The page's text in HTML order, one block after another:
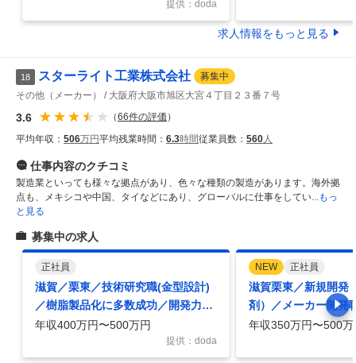
提供：doda
求人情報をもっと見る
18 スターライト工業株式会社
募集中
その他（メーカー）
大阪府大阪市旭区大宮４丁目２３番７号
3.6 （66件の評価 ）
平均年収： 506万円平均残業時間： 6.3時間従業員数： 560人
仕事内容のクチコミ
製造業といっても様々な拠点があり、色々な種類の製造があります。海外拠
点も、メキシコや中国、タイなどにあり、グローバルに仕事をしてい...もっ
と見る
募集中の求人
正社員
滋賀／栗東／技術研究職(金型設計)
／樹脂製品化に多数成功／開発力に
強み／年間休日122日
年収400万円〜500万円
提供：doda
NEW 正社員
滋賀栗東／新規開発
剤）／メーカー開発
学卒世界初の樹脂製
年収350万円〜500万